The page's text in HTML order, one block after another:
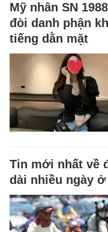
Mỹ nhân SN
đòi danh phận
tiếng dằn mặt
Tin mới nhất về
dài nhiều ngày